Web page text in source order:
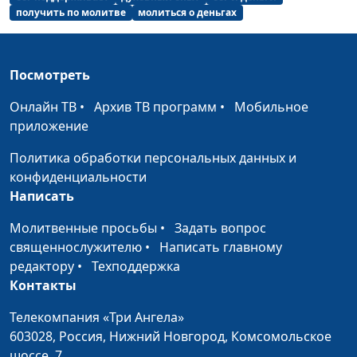
Исцеление по
молитве
Алексей Анциферов
Бог дал мне новую
Как я обрел смысл
жизни
Сейран Гаспарян
Бог слышит мои
молитвы!
«Давай дадим ему
шанс»
Роман и Ольга
Крайновы
Найти исцеление и
спутника жизни
Сергей и Наталья
Ты - дочь Царя Александра Нефедьева
получить по молитве
молиться о деньгах
Посмотреть
Онлайн ТВ • Архив ТВ программ • Мобильное
приложение
Политика обработки персональных данных и
конфиденциальности
Написать
Молитвенные просьбы • Задать вопрос
священнослужителю • Написать главному
редактору • Техподдержка
Контакты
Телекомпания «Три Ангела»
603028, Россия, Нижний Новгород, Комсомольское